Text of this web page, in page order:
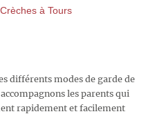
Crèches à Tours
différents modes de garde de
les parents qui
rapidement et facilement